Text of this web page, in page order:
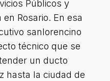
Públicos y
Rosario. En esa
sanlorencino
técnico que se
un ducto
hasta la ciudad de